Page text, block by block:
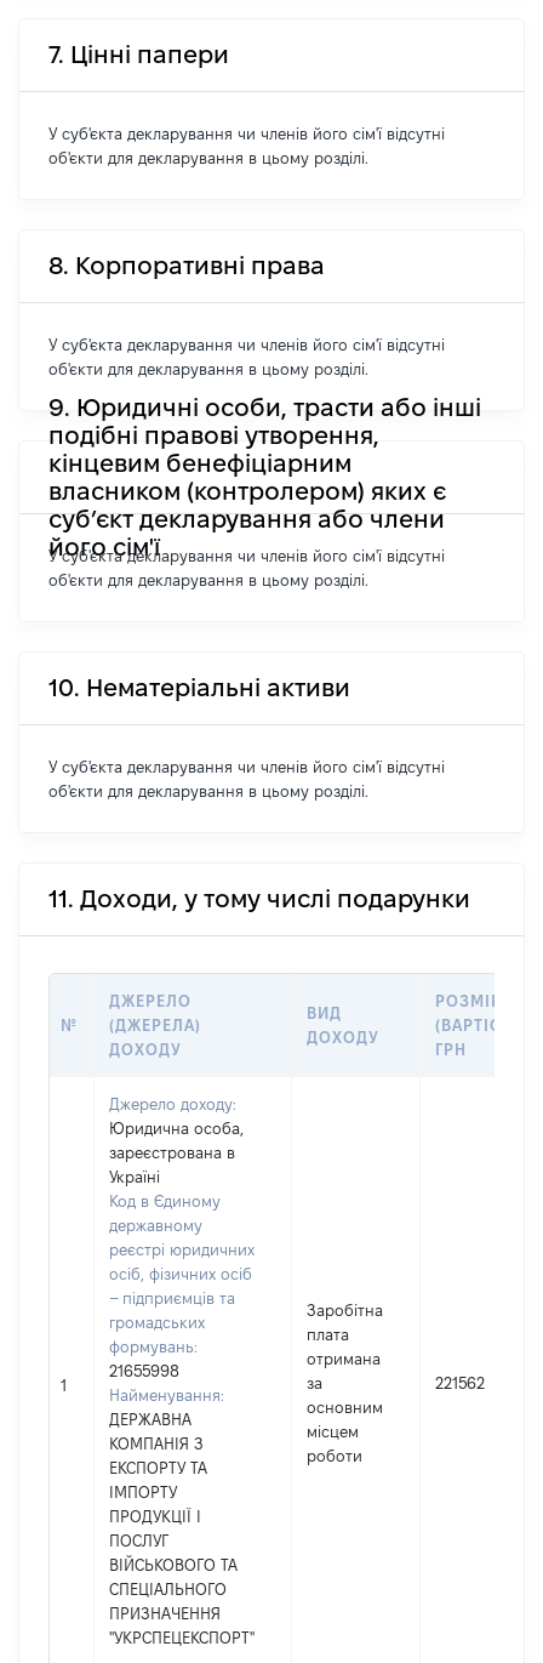
7. Цінні папери
У суб'єкта декларування чи членів його сім'ї відсутні
об'єкти для декларування в цьому розділі.
8. Корпоративні права
У суб'єкта декларування чи членів його сім'ї відсутні
об'єкти для декларування в цьому розділі.
9. Юридичні особи, трасти або інші
подібні правові утворення,
кінцевим бенефіціарним
власником (контролером) яких є
суб’єкт декларування або члени
його сім'ї
У суб'єкта декларування чи членів його сім'ї відсутні
об'єкти для декларування в цьому розділі.
10. Нематеріальні активи
У суб'єкта декларування чи членів його сім'ї відсутні
об'єкти для декларування в цьому розділі.
11. Доходи, у тому числі подарунки
№
ДЖЕРЕЛО
(ДЖЕРЕЛА)
ДОХОДУ
ВИД
ДОХОДУ
РОЗМІР
(ВАРТІСТЬ),
ГРН
1
Джерело доходу:
Юридична особа,
зареєстрована в
Україні
Код в Єдиному
державному
реєстрі юридичних
осіб, фізичних осіб
– підприємців та
громадських
формувань:
21655998
Найменування:
ДЕРЖАВНА
КОМПАНІЯ З
ЕКСПОРТУ ТА
ІМПОРТУ
ПРОДУКЦІЇ І
ПОСЛУГ
ВІЙСЬКОВОГО ТА
СПЕЦІАЛЬНОГО
ПРИЗНАЧЕННЯ
"УКРСПЕЦЕКСПОРТ"
Заробітна
плата
отримана
за
основним
місцем
роботи
221562